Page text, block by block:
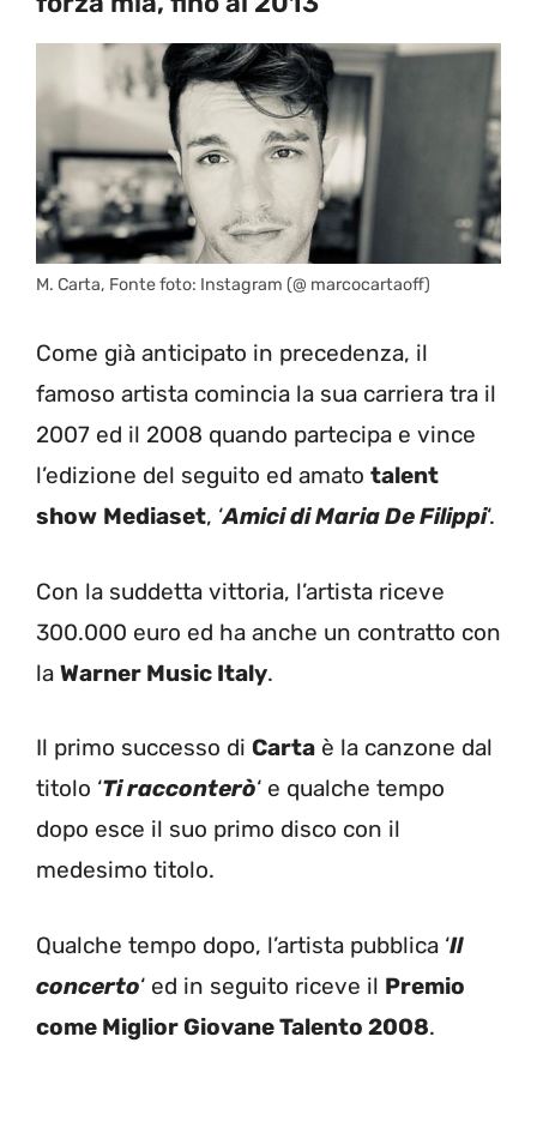
M. Carta, Fonte foto: Instagram (@ marcocartaoff)
Come già anticipato in precedenza, il
famoso artista comincia la sua carriera tra il
2007 ed il 2008 quando partecipa e vince
l’edizione del seguito ed amato talent
show Mediaset, ‘Amici di Maria De Filippi‘.
Con la suddetta vittoria, l’artista riceve
300.000 euro ed ha anche un contratto con
la Warner Music Italy.
Il primo successo di Carta è la canzone dal
titolo ‘Ti racconterò‘ e qualche tempo
dopo esce il suo primo disco con il
medesimo titolo.
Qualche tempo dopo, l’artista pubblica ‘Il
concerto‘ ed in seguito riceve il Premio
come Miglior Giovane Talento 2008.